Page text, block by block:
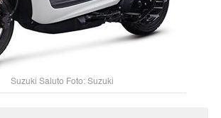
Suzuki Saluto Foto: Suzuki